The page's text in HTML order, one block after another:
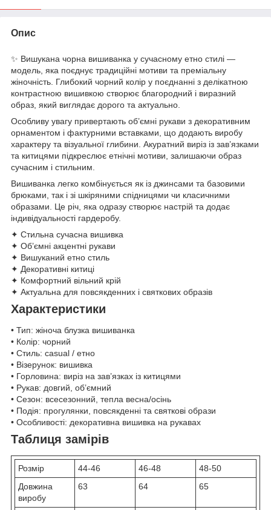
Опис
✨ Вишукана чорна вишиванка у сучасному етно стилі —
модель, яка поєднує традиційні мотиви та преміальну
жіночність. Глибокий чорний колір у поєднанні з делікатною
контрастною вишивкою створює благородний і виразний
образ, який виглядає дорого та актуально.
Особливу увагу привертають об’ємні рукави з декоративним
орнаментом і фактурними вставками, що додають виробу
характеру та візуальної глибини. Акуратний виріз із зав’язками
та китицями підкреслює етнічні мотиви, залишаючи образ
сучасним і стильним.
Вишиванка легко комбінується як із джинсами та базовими
брюками, так і зі шкіряними спідницями чи класичними
образами. Це річ, яка одразу створює настрій та додає
індивідуальності гардеробу.
✦ Стильна сучасна вишивка
✦ Об’ємні акцентні рукави
✦ Вишуканий етно стиль
✦ Декоративні китиці
✦ Комфортний вільний крій
✦ Актуальна для повсякденних і святкових образів
Характеристики
• Тип: жіноча блузка вишиванка
• Колір: чорний
• Стиль: casual / етно
• Візерунок: вишивка
• Горловина: виріз на зав’язках із китицями
• Рукав: довгий, об’ємний
• Сезон: всесезонний, тепла весна/осінь
• Подія: прогулянки, повсякденні та святкові образи
• Особливості: декоративна вишивка на рукавах
Таблиця замірів
Розмір 44-46 46-48
48-50
Довжина
виробу
63 64 65